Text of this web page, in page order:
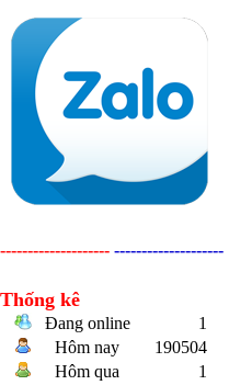
-------------------- --------------------
Thống kê
Đang online
1
Hôm nay
190504
Hôm qua
1